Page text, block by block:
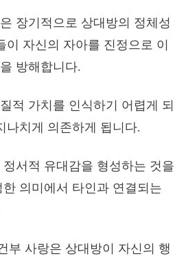
장기적으로 상대방의 정체성
이 자신의 자아를 진정으로 이
방해합니다.
적 가치를 인식하기 어렵게 되
나치게 의존하게 됩니다.
서적 유대감을 형성하는 것을
의미에서 타인과 연결되는
부 사랑은 상대방이 자신의 행